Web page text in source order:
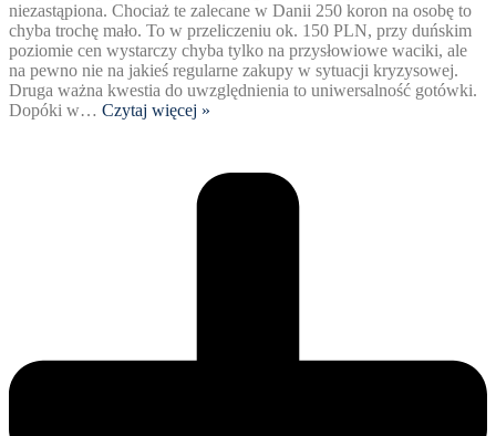
niezastąpiona. Chociaż te zalecane w Danii 250 koron na osobę to
chyba trochę mało. To w przeliczeniu ok. 150 PLN, przy duńskim
poziomie cen wystarczy chyba tylko na przysłowiowe waciki, ale
na pewno nie na jakieś regularne zakupy w sytuacji kryzysowej.
Druga ważna kwestia do uwzględnienia to uniwersalność gotówki.
Dopóki w… Czytaj więcej »